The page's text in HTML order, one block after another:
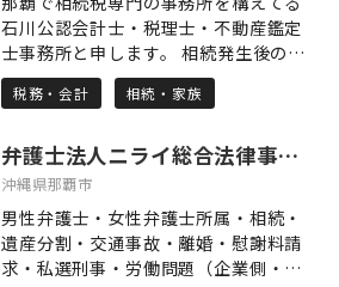
「終活」にまつわる広範囲な法務サー
ビスです。終活や高齢者のサポートに
ついては、「単なる事後対応」ではな
く、「何か起こる前」に備えることの
族の将来を見据えたサービスを提供し
ています。 まかせる行政書士事務所の
す。事務所は沖縄・那覇市にあり、ま
るで知人の家を訪ねるような気軽さで
相談できる環境を整えております。ま
できるだけかみくだき、わかりやすく
丁寧にご説明しながら、依頼人の思い
に寄り添ったサポートを心がけていま
す。 一人で悩まず、まずは気軽にご相
談ください。「相談してよかった」と
思っていただけるよう、誠意をもって
対応いたします。 地域の皆さまにとっ
て、信頼できる身近な法律家でありた
いと願っています。
石川公認会計士・税理士・不動産鑑定
士事務所と申します。 相続発生後の相
続税申告はもちろん、相続発生前の相
続税対策も得意にしております。 節税
言書作成や民事信託の活用、生命保険
や生前贈与に関するご相談も対応可能
です。 以前沖縄タイムス紙で開業を取
り上げられたこともありご存知の方も
いらっしゃるかと思いますが、当事務
所の特徴として（当たり前ですが）事
税務・会計 相続・家族
弁護士法人ニライ総合法律事務所
沖縄県那覇市
男性弁護士・女性弁護士所属・相続・
遺産分割・交通事故・離婚・慰謝料請
求・私選刑事・労働問題（企業側・労